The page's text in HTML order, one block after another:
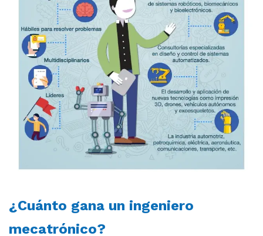
¿Cuánto gana un ingeniero
mecatrónico?